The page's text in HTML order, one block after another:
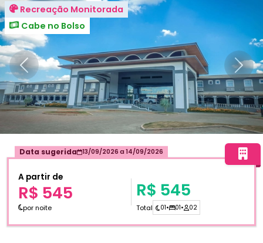
Anterior
Recreação Monitorada
Cabe no Bolso
Data sugerida 13/09/2026 a 14/09/2026
A partir de
R$ 545
por noite
R$ 545
Total 01• 01• 02